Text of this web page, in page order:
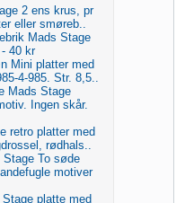
2 ens krus, pr
eller smøreb..
Mads Stage
40 kr
Mini platter med
4-985. Str. 8,5..
Mads Stage
Ingen skår.
retro platter med
rødhals..
Stage To søde
motiver
platte med